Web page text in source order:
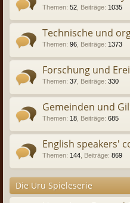
Themen: 52 Beiträge: 1035
Technische und
Themen: 96 Beiträge: 1373
Forschung und
Themen: 37 Beiträge: 330
Gemeinden und
Themen: 18 Beiträge: 685
English speakers'
Themen: 144 Beiträge: 869
Die Uru Spieleserie